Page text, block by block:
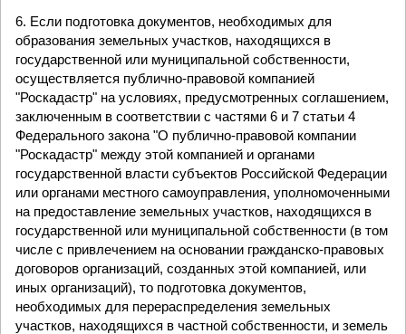
6. Если подготовка документов, необходимых для
образования земельных участков, находящихся в
государственной или муниципальной собственности,
осуществляется публично-правовой компанией
"Роскадастр" на условиях, предусмотренных соглашением,
заключенным в соответствии с частями 6 и 7 статьи 4
Федерального закона "О публично-правовой компании
"Роскадастр" между этой компанией и органами
государственной власти субъектов Российской Федерации
или органами местного самоуправления, уполномоченными
на предоставление земельных участков, находящихся в
государственной или муниципальной собственности (в том
числе с привлечением на основании гражданско-правовых
договоров организаций, созданных этой компанией, или
иных организаций), то подготовка документов,
необходимых для перераспределения земельных
участков, находящихся в частной собственности, и земель